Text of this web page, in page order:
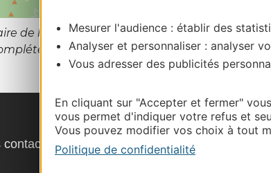
Mesurer l'audience : établir des
Analyser et personnaliser : analyser
Vous adresser des publicités
En cliquant sur "Accepter et fermer"
vous permet d'indiquer votre refus et
Vous pouvez modifier vos choix à tout
Politique de confidentialité
de l’établissement ou le gestionnaire de
cette fiche, merci de contacter OT DU